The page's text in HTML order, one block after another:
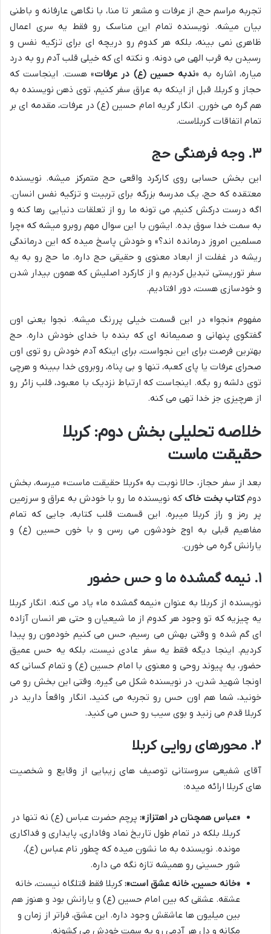
تجربه مراسم حج، از عرفات و مشعر تا منا، با نگاهی عارفانه و باطنی
بیان میشه. نویسنده تمام این مناسک رو فقط یه سری اعمال
ظاهری نمی بینه، بلکه هر کدوم رو دریچه ای برای تزکیه نفس و
رسیدن به قرب الهی می دونه. و نکته ای که خیلی قلب آدم رو به درد
میاره، اشاره به «ندبه حسین (ع) در عرفات» هست. اینجاست که
حجاز و کربلا، قبل از اینکه به عراق سفر کنیم، توی ذهن نویسنده به
هم گره می خورن. انگار گریه امام حسین (ع) در عرفات، مقدمه ای بر
تمام اتفاقات کربلاست.
۳. وجه فرهنگی حج
این بخش حسابی روی کارکرد واقعی حج متمرکز میشه. نویسنده
معتقده که حج، یک مدرسه بزرگه برای تربیت و تزکیه نفس انسان.
اگه درست درکش کنیم، می تونه ما رو از تعلقات دنیایی رها کنه و
به سمت خدا سوق بده. ایشون با این سوال مهم روبرو میشه که «چرا
مسلمین امروز درمانده اند؟» و خودش پاسخ میده که این درماندگی
ریشه در غفلت از ابعاد معنوی و حقیقی حج داره. ما حج رو به یه
سفر توریستی تبدیل کردیم و از کارکرد اصلیش که همون بیدار شدن
و خودسازی هست، دور افتادیم.
مفهوم «نجوا» در این قسمت خیلی پررنگ میشه. نجوا یعنی اون
گفتگوی پنهانی و صمیمانه ای که بنده با خدای خودش داره. حج
بهترین فرصت برای این نجواست، برای اینکه آدم خودش رو توی اون
صحرای عرفات یا پای کعبه، تنها و بی پناه، روبروی خدا ببینه و هرچی
توی دلشه رو بگه. اینجاست که ارتباط نزدیک با معبود، قلب زائر رو
از هرچیزی جز خدا تهی می کنه.
خلاصه تحلیلی بخش دوم: کربلا
حقیقت ماست
بعد از سفر حجاز، حالا نوبت به «کربلا حقیقت ماست» میرسه، بخش
دومکتاب بخت خاک که نویسنده ما رو با خودش به عراق و سرزمین
پر رمز و راز کربلا میبره. این قسمت قلب کتابه، جایی که تمام
مفاهیم قبلی به اوج خودشون می رسن و با خون حسین (ع) و
یارانش گره می خورن.
۱. نیمه گمشده ما و حس حضور
نویسنده از کربلا به عنوان «نیمه گمشده ما» یاد می کنه. انگار کربلا
یه چیزیه که تو وجود هر کدوم از ما شیعیان و حتی هر انسان آزاده
ای گم شده و وقتی بهش می رسیم، حس می کنیم خودمون رو پیدا
کردیم. اینجا دیگه فقط یه سفر عادی نیست، بلکه یه حس عمیق
حضور، یه پیوند روحی و معنوی با امام حسین (ع) و تمام کسانی که
اونجا شهید شدن، در نویسنده شکل می گیره. وقتی این بخش رو می
خونید، شما هم اون حس رو تجربه می کنید، انگار واقعاً دارید در
کربلا قدم می زنید و بوی سیب رو حس می کنید.
۲. محورهای روایی کربلا
آقای شفیعی سروستانی توصیف های زیبایی از وقایع و شخصیت
های کربلا ارائه میده:
«عباس همچنان در اهتزاز»: پرچم حضرت عباس (ع) نه تنها در
کربلا، بلکه در تمام طول تاریخ نماد وفاداری، پایداری و فداکاری
مونده. نویسنده به ما نشون میده که چطور نام عباس (ع)،
شور حسینی رو همیشه تازه نگه می داره.
«خانه حسین، خانه عشق است»: کربلا فقط قتلگاه نیست، خانه
عشقه. عشقی که بین امام حسین (ع) و یارانش بود و هنوز هم
بین میلیون ها عاشقش وجود داره. این عشق، فراتر از زمان و
مکانه و دل هر آدمی رو به سمت خودش می کشونه.